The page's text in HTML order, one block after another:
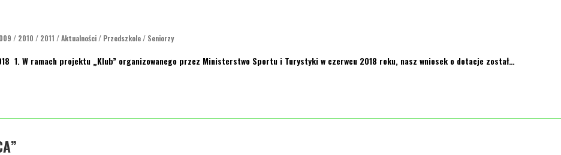
/ 2010 / 2011 /Aktualności / Przedszkole / Seniorzy
1. W ramach projektu „Klub” organizowanego przez Ministerstwo Sportu i Turystyki w czerwcu 2018 roku, nasz wniosek o dotacje został…